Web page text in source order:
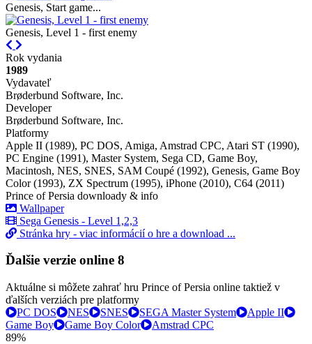
Genesis, Start game...
Genesis, Level 1 - first enemy
Previous
Rok vydania
1989
Vydavateľ
Brøderbund Software, Inc.
Developer
Brøderbund Software, Inc.
Platformy
Apple II (1989), PC DOS, Amiga, Amstrad CPC, Atari ST (1990),
PC Engine (1991), Master System, Sega CD, Game Boy,
Macintosh, NES, SNES, SAM Coupé (1992), Genesis, Game Boy
Color (1993), ZX Spectrum (1995), iPhone (2010), C64 (2011)
Prince of Persia downloady & info
Wallpaper
Sega Genesis - Level 1,2,3
Stránka hry - viac informácií o hre a download ...
Ďalšie verzie online 8
Aktuálne si môžete zahrať hru Prince of Persia online taktiež v
ďalších verziách pre platformy
PC DOS
NES SNES SEGA Master System
Apple II
Game Boy
Game Boy Color
Amstrad CPC
89%